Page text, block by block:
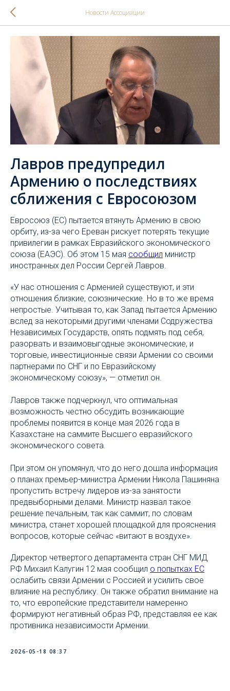
Новости Ассоциации
Лавров предупредил
Армению о последствиях
сближения с Евросоюзом
Евросоюз (ЕС) пытается втянуть Армению в свою
орбиту, из-за чего Ереван рискует потерять текущие
привилегии в рамках Евразийского экономического
союза (ЕАЭС). Об этом 15 мая сообщил министр
иностранных дел России Сергей Лавров.
«У нас отношения с Арменией существуют, и эти
отношения близкие, союзнические. Но в то же время
непростые. Учитывая то, как Запад пытается Армению
вслед за некоторыми другими членами Содружества
Независимых Государств, опять подмять под себя,
разорвать и взаимовыгодные экономические, и
торговые, инвестиционные связи Армении со своими
партнерами по СНГ и по Евразийскому
экономическому союзу», — отметил он.
Лавров также подчеркнул, что оптимальная
возможность честно обсудить возникающие
проблемы появится в конце мая 2026 года в
Казахстане на саммите Высшего евразийского
экономического совета.
При этом он упомянул, что до него дошла информация
о планах премьер-министра Армении Никола Пашиняна
пропустить встречу лидеров из-за занятости
предвыборными делами. Министр назвал такое
решение печальным, так как саммит, по словам
министра, станет хорошей площадкой для прояснения
вопросов, которые сейчас «витают в воздухе».
Директор четвертого департамента стран СНГ МИД
РФ Михаил Калугин 12 мая сообщил о попытках ЕС
ослабить связи Армении с Россией и усилить свое
влияние на республику. Он также обратил внимание на
то, что европейские представители намеренно
формируют негативный образ РФ, представляя ее как
противника независимости Армении.
2026-05-18 08:37